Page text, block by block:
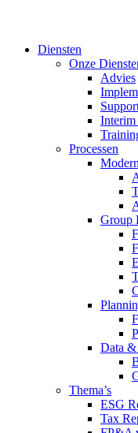
Diensten
Onze
Advies
Interim
Processen
Group
Data
Thema’s
ESG
Tax